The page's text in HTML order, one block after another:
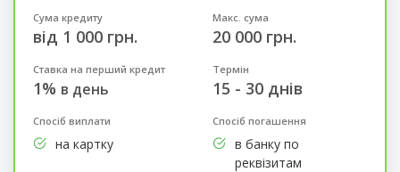
Сума кредиту
від 1 000 грн.
Макс. сума
20 000 грн.
Ставка на перший кредит
1% в день
Термін
15 - 30 днів
Спосіб виплати
на картку
Спосіб погашення
в банку по
реквізитам